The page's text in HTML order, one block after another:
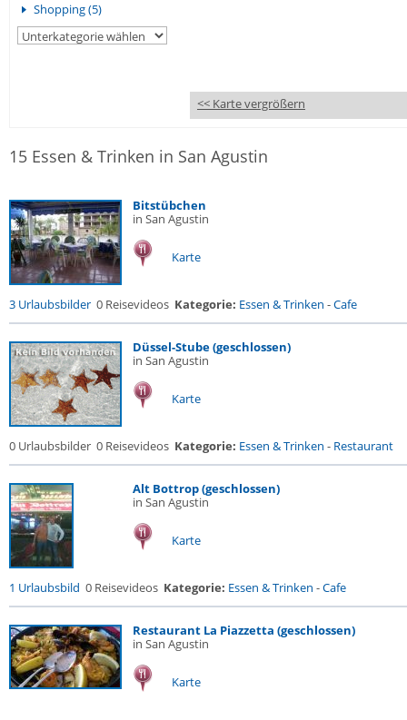
Shopping (5)
<< Karte vergrößern
15 Essen & Trinken in San Agustin
Bitstübchen
in San Agustin
Karte
3 Urlaubsbilder 0 Reisevideos Kategorie: Essen & Trinken -Cafe
Düssel-Stube (geschlossen)
in San Agustin
Karte
0 Urlaubsbilder 0 Reisevideos Kategorie: Essen & Trinken - Restaurant
Alt Bottrop (geschlossen)
in San Agustin
Karte
1 Urlaubsbild 0 Reisevideos Kategorie: Essen & Trinken -Cafe
Restaurant La Piazzetta (geschlossen)
in San Agustin
Karte